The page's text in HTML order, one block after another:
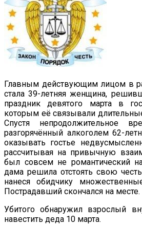
Главным действующим лицом в
стала 39-летняя женщина,
праздник девятого марта в
которым её связывали
Спустя непродолжительное
разгорячённый алкоголем 62-
оказывать гостье
рассчитывая на привычную
был совсем не романтический
дама решила отстоять свою
нанеся обидчику
Пострадавший скончался на месте.
Убитого обнаружил взрослый
навестить деда 10 марта.